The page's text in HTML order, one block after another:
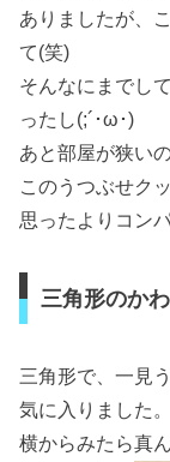
ありましたが、
て(笑)
そんなにまでし
ったし(;´･ω･)
あと部屋が狭い
このうつぶせク
思ったよりコン
三角形のか
三角形で、一見
気に入りました。
横からみたら真